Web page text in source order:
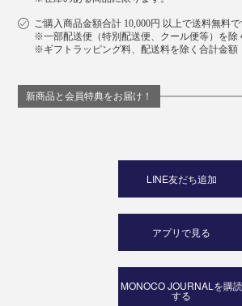
ご購入商品金額合計 10,000円 以上で送料無料で
※一部配送便（特別配送便、クール便等）を除
※ギフトラッピング料、配送料を除く合計金額
新商品と会員特典をお届け！
LINE友だち追加
アプリで見る
MONOCO JOURNALを購読
する